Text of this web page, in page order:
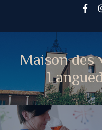
Maison des